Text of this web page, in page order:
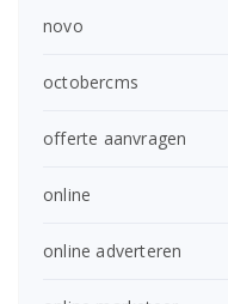
novo
octobercms
offerte aanvragen
online
online adverteren